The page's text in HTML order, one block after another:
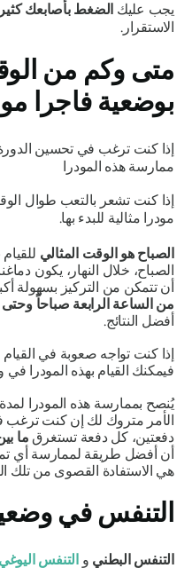
يجب عليكالضغط بأصابعك كثيراً
الاستقرار.
متى وكم من
بوضعيةفاجرا
إذا كنت ترغب في تحسين الدورة
ممارسة هذهالمودرا
إذا كنت تشعر بالتعب طوال
مودرامثالية للبدء بها.
الصباح هو الوقت المثاليللقيام
الصباح، خلال النهار، يكون
أن تتمكن من التركيز بسهولة
من الساعة الرابعة صباحاً
أفضل النتائج.
إذا كنت تواجه صعوبة في
فيمكنك القيام بهذهالمودرافي
يُنصح بممارسة هذهالمودرالمدة
الأمر متروك لك إن كنت ترغب
دفعتين، كل دفعة تستغرقما بين 10 و15 دقيقة
أن أفضل طريقة لممارسة أي
هي الاستفادة القصوى من تلك
التنفس في
التنفس البطنيوالتنفس اليوغي.